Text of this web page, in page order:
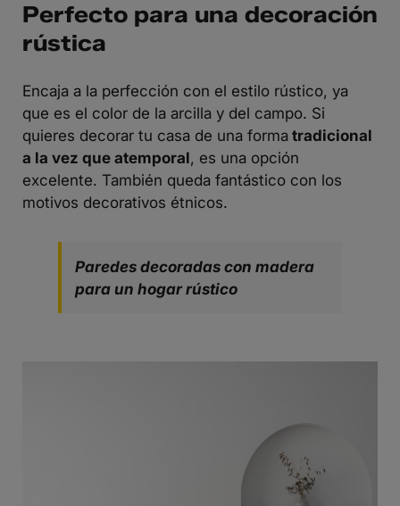
Perfecto para una decoración
rústica
Encaja a la perfección con el estilo rústico, ya
que es el color de la arcilla y del campo. Si
quieres decorar tu casa de una forma tradicional
a la vez que atemporal, es una opción
excelente. También queda fantástico con los
motivos decorativos étnicos.
Paredes decoradas con madera
para un hogar rústico